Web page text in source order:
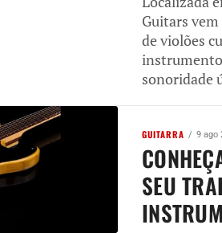
Guitars
de violões
sonoridade
GUITARRA 9 ago
SEU